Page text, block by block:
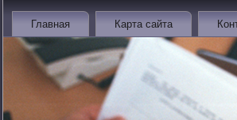
Главная Карта сайта